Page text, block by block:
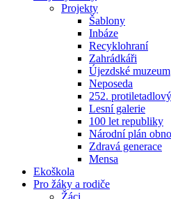
Projekty
Šablony
Inbáze
Recyklohraní
Zahrádkáři
Újezdské muzeum
Neposeda
252.
Lesní galerie
100 let republiky
Národní plán
Zdravá generace
Mensa
Ekoškola
Pro žáky a rodiče
Žáci